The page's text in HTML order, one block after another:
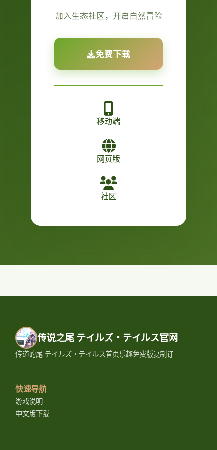
加入生态社区，开启自然冒险
免费下载
移动端
网页版
社区
传说之尾 テイルズ・テイルス官网
传道的尾 テイルズ・テイルス首页乐趣免费版复制订
快速导航
游戏说明
中文版下载